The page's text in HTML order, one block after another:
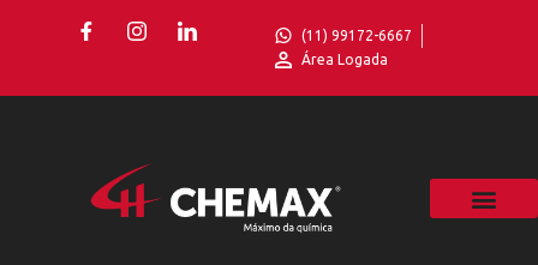
(11) 99172-6667
Área Logada